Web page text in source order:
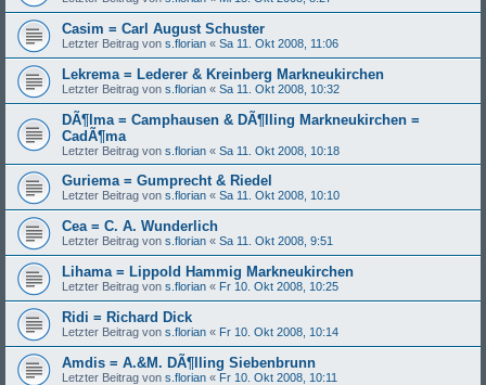
Casim = Carl August Schuster
Letzter Beitrag von s.florian « Sa 11. Okt 2008, 11:06
Lekrema = Lederer & Kreinberg Markneukirchen
Letzter Beitrag von s.florian « Sa 11. Okt 2008, 10:32
DÃ¶lma = Camphausen & DÃ¶lling Markneukirchen =
CadÃ¶ma
Letzter Beitrag von s.florian « Sa 11. Okt 2008, 10:18
Guriema = Gumprecht & Riedel
Letzter Beitrag von s.florian « Sa 11. Okt 2008, 10:10
Cea = C. A. Wunderlich
Letzter Beitrag von s.florian « Sa 11. Okt 2008, 9:51
Lihama = Lippold Hammig Markneukirchen
Letzter Beitrag von s.florian « Fr 10. Okt 2008, 10:25
Ridi = Richard Dick
Letzter Beitrag von s.florian « Fr 10. Okt 2008, 10:14
Amdis = A.&M. DÃ¶lling Siebenbrunn
Letzter Beitrag von s.florian « Fr 10. Okt 2008, 10:11